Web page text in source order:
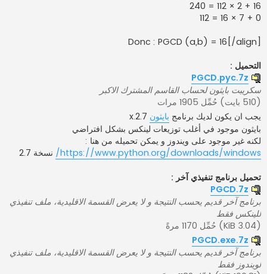
240 = 112 × 2 + 16
112 = 16 × 7 + 0
Donc : PGCD (a,b) = 16[/align]
التحميل :
PGCD.pyc.7z
سكريبت بايثون لحساب القاسم المشترك الاكبر
(510 بايت) حُمِّل 1905 مرات
يجب ان يكون لديك برنامج بايثون
بايثون موجود في أغلب توزيعات لينكس بشكل افتراضي
لكنه غير موجود على ويندوز و يمكن تحميله من هنا :
https://www.python.org/downloads/windows/
نسخة 2.7
تحميل برنامج تنفيذي آخر :
PGCD.7z
برنامج آخر قديم يحسب النتيجة و لا يعرض القسمة الاقليدية، ملف تنفيذي
للينكس فقط
(3.04 KiB) حُمِّل 1170 مرةً
PGCD.exe.7z
برنامج آخر قديم يحسب النتيجة و لا يعرض القسمة الاقليدية، ملف تنفيذي
لويندوز فقط